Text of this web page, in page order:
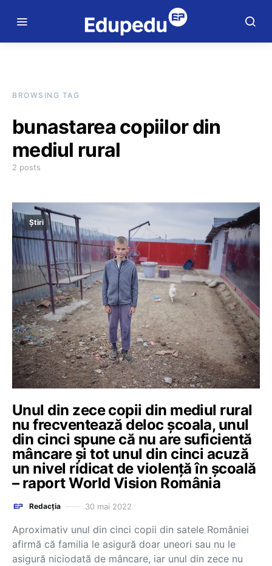
BROWSING TAG
bunastarea copiilor din
mediul rural
2 posts
Știri
Unul din zece copii din mediul rural
nu frecventează deloc școala, unul
din cinci spune că nu are suficientă
mâncare și tot unul din cinci acuză
un nivel ridicat de violență în școală
– raport World Vision România
Redacția 30 mai 2022
Aproximativ unul din cinci copii din satele României
afirmă că familia le asigură doar uneori sau nu le
asigură niciodată de mâncare, iar unul din zece nu